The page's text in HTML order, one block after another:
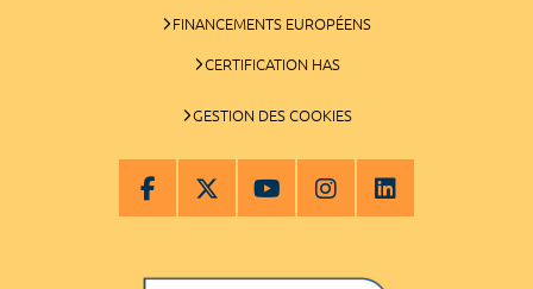
FINANCEMENTS EUROPÉENS
CERTIFICATION HAS
GESTION DES COOKIES